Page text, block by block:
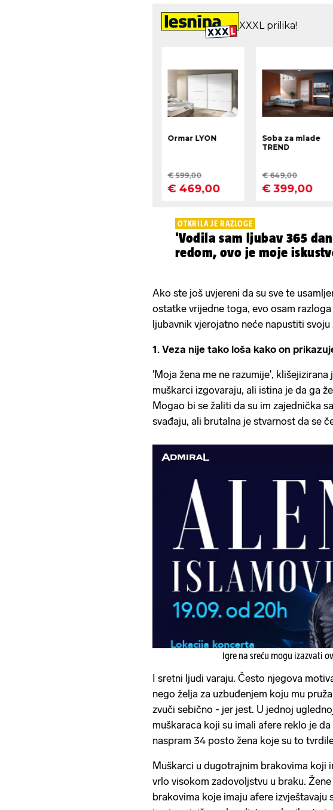
OTKRILA JE RAZLOGE
'Vodila sam ljubav 365
redom, ovo je moje
Ako ste još uvjereni da su sve te
ostatke vrijedne toga, evo osam
ljubavnik vjerojatno neće napustiti svoju
1. Veza nije tako loša kako on
'Moja žena me ne razumije',
muškarci izgovaraju, ali istina je da ga
Mogao bi se žaliti da su im zajednička
svađaju, ali brutalna je stvarnost da se
Igre na sreću mogu izazvati
I sretni ljudi varaju. Često njegova
nego želja za uzbuđenjem koju mu
zvuči sebično - jer jest. U jednoj
muškaraca koji su imali afere reklo je
naspram 34 posto žena koje su to
Muškarci u dugotrajnim brakovima koji
vrlo visokom zadovoljstvu u braku.
brakovima koje imaju afere izvještavaju